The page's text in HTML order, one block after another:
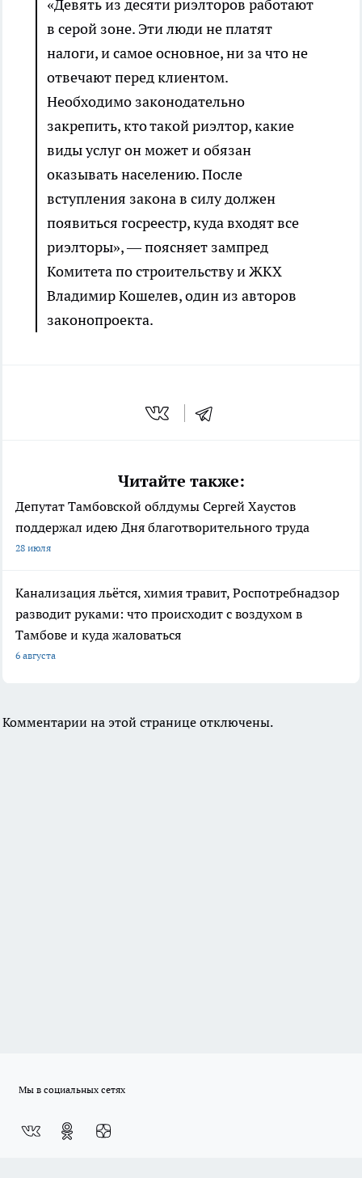
«Девять из десяти риэлторов работают
в серой зоне. Эти люди не платят
налоги, и самое основное, ни за что не
отвечают перед клиентом.
Необходимо законодательно
закрепить, кто такой риэлтор, какие
виды услуг он может и обязан
оказывать населению. После
вступления закона в силу должен
появиться госреестр, куда входят все
риэлторы», — поясняет зампред
Комитета по строительству и ЖКХ
Владимир Кошелев, один из авторов
законопроекта.
Читайте также:
Депутат Тамбовской облдумы Сергей Хаустов
поддержал идею Дня благотворительного труда
28 июля
Канализация льётся, химия травит, Роспотребнадзор
разводит руками: что происходит с воздухом в
Тамбове и куда жаловаться
6 августа
Комментарии на этой странице отключены.
Мы в социальных сетях